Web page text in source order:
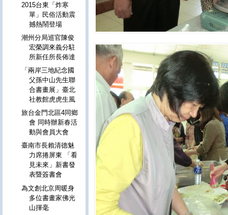
2015台東「炸寒
單」民俗活動震
撼熱鬧登場
潮州分局巡官陳俊
宏榮調來義分駐
所新任所長佈達
「兩岸三地紀念國
父孫中山先生聯
合書畫展」臺北
社教館虎虎生風
旅台金門北區4同鄉
會 同時辦新春活
動與會員大會
臺南市長賴清德魅
力席捲屏東 「看
見未來」新書發
表暨簽書會
為文創北京周暖身
多位書畫家佛光
山揮毫